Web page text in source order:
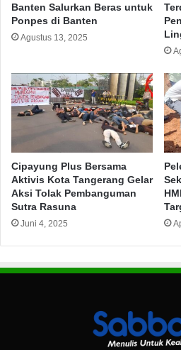
Banten Salurkan Beras untuk
Ponpes di Banten
Agustus 13, 2025
Cipayung Plus Bersama
Aktivis Kota Tangerang Gelar
Aksi Tolak Pembanguman
Sutra Rasuna
Juni 4, 2025